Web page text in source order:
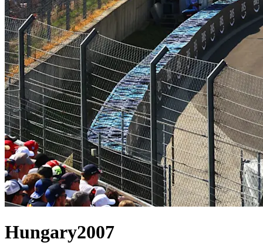
Hungary2007